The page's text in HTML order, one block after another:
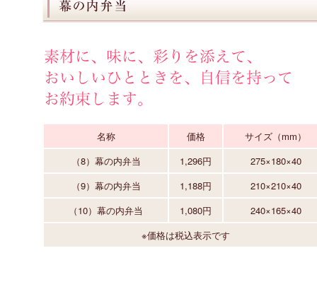
名称 価格
サイズ（mm）
（8）幕の内弁当
1,296円
275×180×40
（9）幕の内弁当
1,188円
210×210×40
（10）幕の内弁当
1,080円
240×165×40
※価格は税込表示です